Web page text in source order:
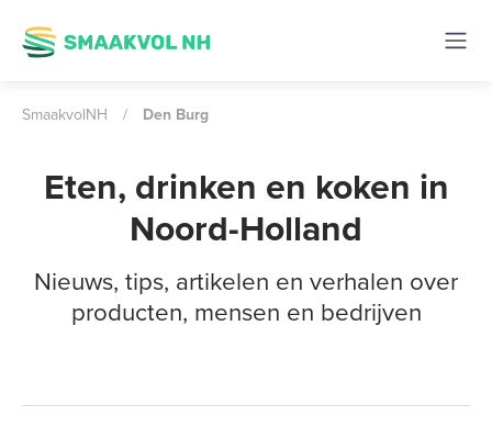
SmaakvolNH / Den Burg
Eten, drinken en koken in
Noord-Holland
Nieuws, tips, artikelen en verhalen over
producten, mensen en bedrijven